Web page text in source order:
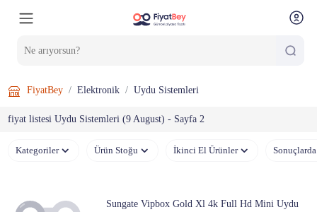
FiyatBey Elektronik Uydu Sistemleri
fiyat listesi Uydu Sistemleri (9 August) - Sayfa 2
Kategoriler Ürün Stoğu İkinci El Ürünler
Sungate Vipbox Gold Xl 4k Full Hd Mini Uydu